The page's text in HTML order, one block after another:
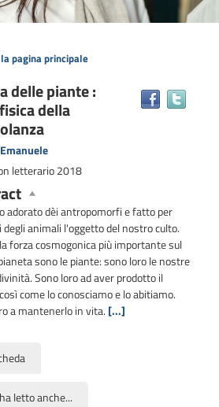
pagina principale
delle piante :
della
letterario2018
adorato dèi antropomorfi e fatto per
animali l'oggetto del nostro culto.
forza cosmogonica più importante sul
sono le piante: sono loro le nostre
Sono loro ad aver prodotto il
come lo conosciamo e lo abitiamo.
a mantenerlo in vita. [...]
letto anche...